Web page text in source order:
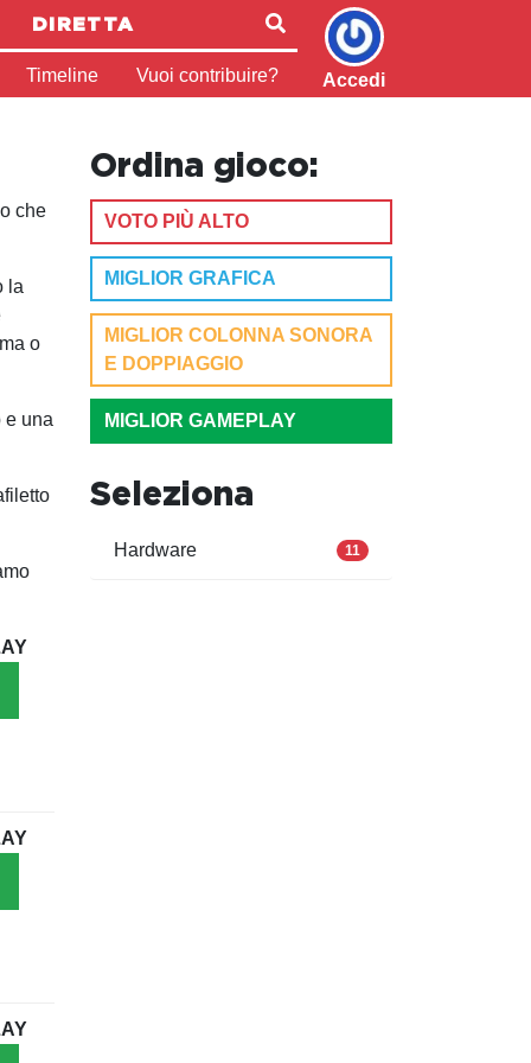
DIRETTA
Timeline Vuoi contribuire? Accedi
che
la
o
e una
Ordina gioco:
VOTO PIÙ ALTO
MIGLIOR GRAFICA
MIGLIOR COLONNA SONORA
E DOPPIAGGIO
MIGLIOR GAMEPLAY
Seleziona
Hardware 11